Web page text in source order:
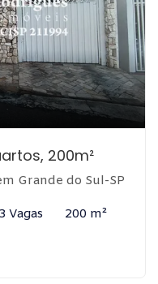
200m²
Grande do Sul-SP
3 Vagas 200 m²